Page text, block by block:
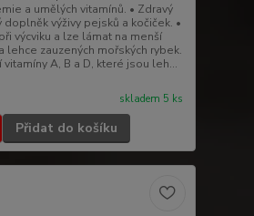
a umělých vitamínů. • Zdravý
výživy pejsků a kočiček. •
výcviku a lze lámat na menší
lehce zauzených mořských rybek.
A, B a D, které jsou leh...
skladem 5 ks
Přidat do košíku